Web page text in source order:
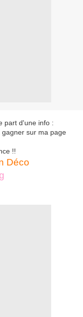
part d'une info :
gagner sur ma page
!!
Déco